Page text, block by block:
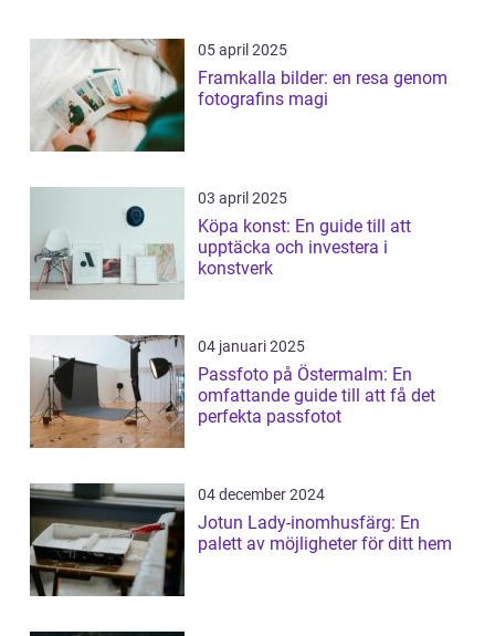
05 april 2025
Framkalla bilder: en resa genom
fotografins magi
03 april 2025
Köpa konst: En guide till att
upptäcka och investera i
konstverk
04 januari 2025
Passfoto på Östermalm: En
omfattande guide till att få det
perfekta passfotot
04 december 2024
Jotun Lady-inomhusfärg: En
palett av möjligheter för ditt hem